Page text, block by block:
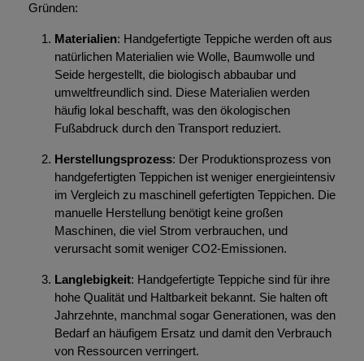
Gründen:
Materialien: Handgefertigte Teppiche werden oft aus
natürlichen Materialien wie Wolle, Baumwolle und
Seide hergestellt, die biologisch abbaubar und
umweltfreundlich sind. Diese Materialien werden
häufig lokal beschafft, was den ökologischen
Fußabdruck durch den Transport reduziert.
Herstellungsprozess: Der Produktionsprozess von
handgefertigten Teppichen ist weniger energieintensiv
im Vergleich zu maschinell gefertigten Teppichen. Die
manuelle Herstellung benötigt keine großen
Maschinen, die viel Strom verbrauchen, und
verursacht somit weniger CO2-Emissionen.
Langlebigkeit: Handgefertigte Teppiche sind für ihre
hohe Qualität und Haltbarkeit bekannt. Sie halten oft
Jahrzehnte, manchmal sogar Generationen, was den
Bedarf an häufigem Ersatz und damit den Verbrauch
von Ressourcen verringert.